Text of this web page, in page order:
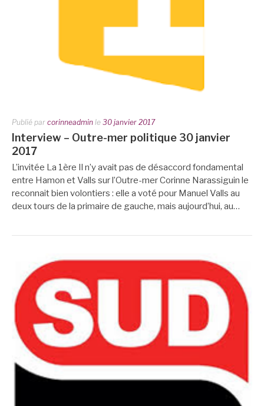
Publié par corinneadmin le 30 janvier 2017
Interview – Outre-mer politique 30 janvier
2017
L’invitée La 1ère Il n’y avait pas de désaccord fondamental
entre Hamon et Valls sur l’Outre-mer Corinne Narassiguin le
reconnait bien volontiers : elle a voté pour Manuel Valls au
deux tours de la primaire de gauche, mais aujourd’hui, au…